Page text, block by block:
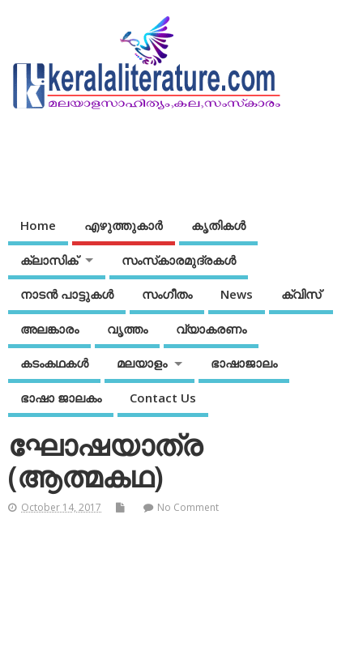
Home എഴുത്തുകാര്‍ കൃതികൾ
ക്ലാസിക് സംസ്‌കാരമുദ്രകള്‍
നാടന്‍ പാട്ടുകള്‍ സംഗീതം News ക്വിസ്
അലങ്കാരം വൃത്തം വ്യാകരണം
കടംകഥകള്‍ മലയാളം ഭാഷാജാലം
ഭാഷാ ജാലകം Contact Us
ഘോഷയാത്ര
(ആത്മകഥ)
October 14, 2017 No Comment